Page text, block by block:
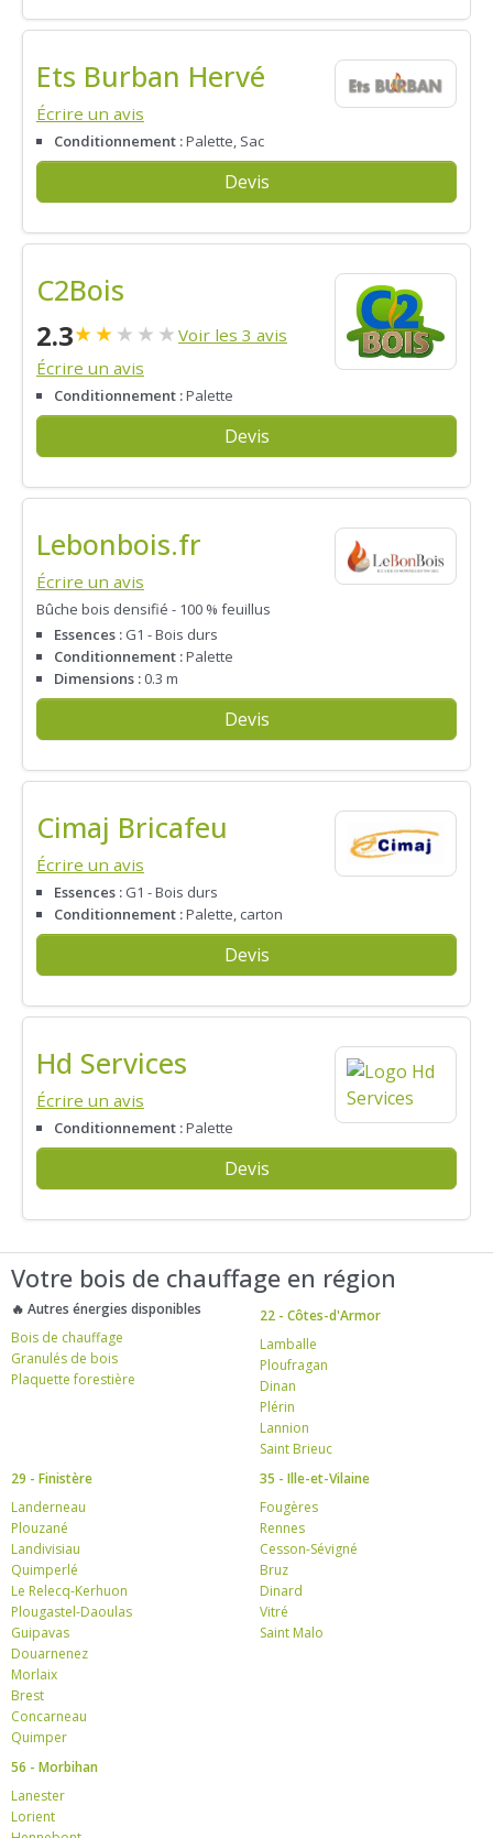
Ets Burban Hervé
Écrire un avis
Conditionnement :Palette, Sac
Devis
C2Bois
2.3★★★ ★ ★ Voir les 3 avis
Écrire un avis
Conditionnement :Palette
Devis
Lebonbois.fr
Écrire un avis
Bûche bois densifié - 100 % feuillus
Essences : G1 - Bois durs
Conditionnement :Palette
Dimensions : 0.3 m
Devis
Cimaj Bricafeu
Écrire un avis
Essences : G1 - Bois durs
Conditionnement :Palette, carton
Devis
Hd Services
Écrire un avis
Conditionnement :Palette
Devis
Votre bois de chauffage en région
🔥 Autres énergies disponibles
Bois de chauffage
Granulés de bois
Plaquette forestière
22 - Côtes-d'Armor
Lamballe
Ploufragan
Dinan
Plérin
Lannion
Saint Brieuc
29 - Finistère
Landerneau
Plouzané
Landivisiau
Quimperlé
Le Relecq-Kerhuon
Plougastel-Daoulas
Guipavas
Douarnenez
Morlaix
Brest
Concarneau
Quimper
35 - Ille-et-Vilaine
Fougères
Rennes
Cesson-Sévigné
Bruz
Dinard
Vitré
Saint Malo
56 - Morbihan
Lanester
Lorient